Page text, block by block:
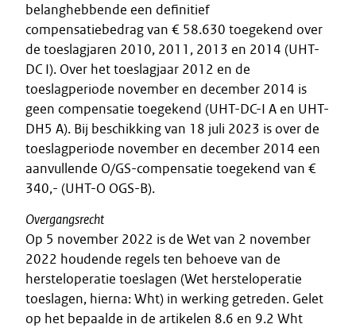
belanghebbende een definitief
compensatiebedrag van € 58.630 toegekend over
de toeslagjaren 2010, 2011, 2013 en 2014 (UHT-
DC I). Over het toeslagjaar 2012 en de
toeslagperiode november en december 2014 is
geen compensatie toegekend (UHT-DC-I A en UHT-
DH5 A). Bij beschikking van 18 juli 2023 is over de
toeslagperiode november en december 2014 een
aanvullende O/GS-compensatie toegekend van €
340,- (UHT-O OGS-B).
Overgangsrecht
Op 5 november 2022 is de Wet van 2 november
2022 houdende regels ten behoeve van de
hersteloperatie toeslagen (Wet hersteloperatie
toeslagen, hierna: Wht) in werking getreden. Gelet
op het bepaalde in de artikelen 8.6 en 9.2 Wht